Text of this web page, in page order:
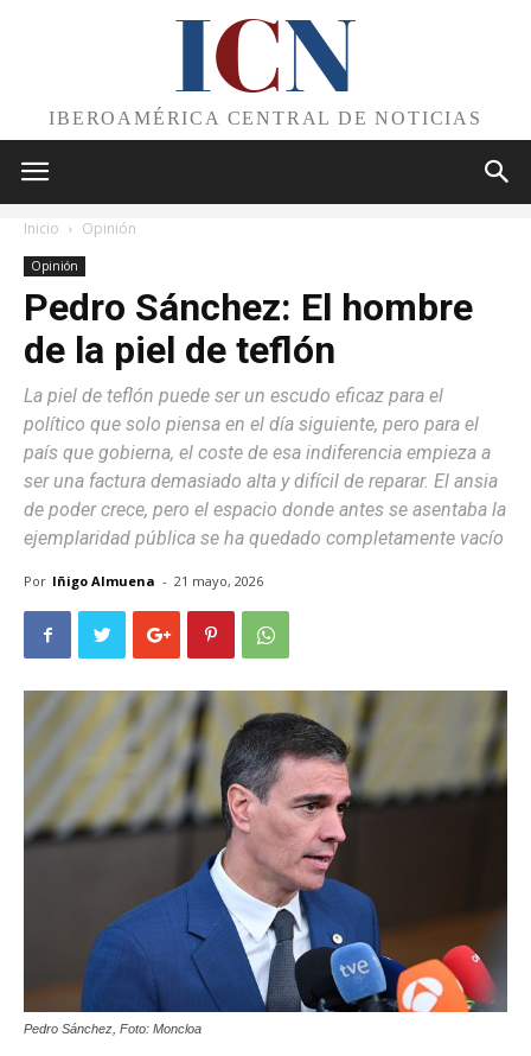
ICN
IBEROAMÉRICA CENTRAL DE NOTICIAS
Inicio Opinión
Opinión
Pedro Sánchez: El hombre
de la piel de teflón
La piel de teflón puede ser un escudo eficaz para el
político que solo piensa en el día siguiente, pero para el
país que gobierna, el coste de esa indiferencia empieza a
ser una factura demasiado alta y difícil de reparar. El ansia
de poder crece, pero el espacio donde antes se asentaba la
ejemplaridad pública se ha quedado completamente vacío
Por Iñigo Almuena - 21 mayo, 2026
Pedro Sánchez, Foto: Moncloa